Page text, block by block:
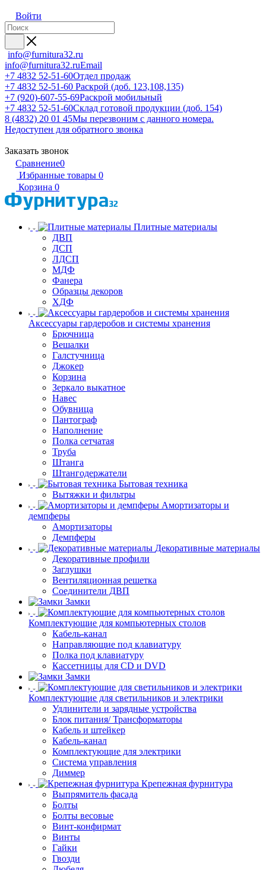
Войти
info@furnitura32.ru
info@furnitura32.ruEmail
+7 4832 52-51-60Отдел продаж
+7 4832 52-51-60 Раскрой (доб. 123,108,135)
+7 (920)-607-55-69Раскрой мобильный
+7 4832 52-51-60Склад готовой продукции (доб. 154)
8 (4832) 20 01 45Мы перезвоним с данного номера.
Недоступен для обратного звонка
Заказать звонок
Сравнение0
Избранные товары 0
Корзина 0
Плитные материалы
ДВП
ДСП
ЛДСП
МДФ
Фанера
Образцы декоров
ХДФ
Аксессуары гардеробов и системы хранения
Брючница
Вешалки
Галстучница
Джокер
Корзина
Зеркало выкатное
Навес
Обувница
Пантограф
Наполнение
Полка сетчатая
Труба
Штанга
Штангодержатели
Бытовая техника
Вытяжки и фильтры
Амортизаторы и
демпферы
Амортизаторы
Демпферы
Декоративные материалы
Декоративные профили
Заглушки
Вентиляционная решетка
Соединители ДВП
Замки
Комплектующие для компьютерных столов
Кабель-канал
Направляющие под клавиатуру
Полка под клавиатуру
Кассетницы для CD и DVD
Замки
Комплектующие для светильников и электрики
Удлинители и зарядные устройства
Блок питания/ Трансформаторы
Кабель и штейкер
Кабель-канал
Комплектующие для электрики
Система управления
Диммер
Крепежная фурнитура
Выпрямитель фасада
Болты
Болты весовые
Винт-конфирмат
Винты
Гайки
Гвозди